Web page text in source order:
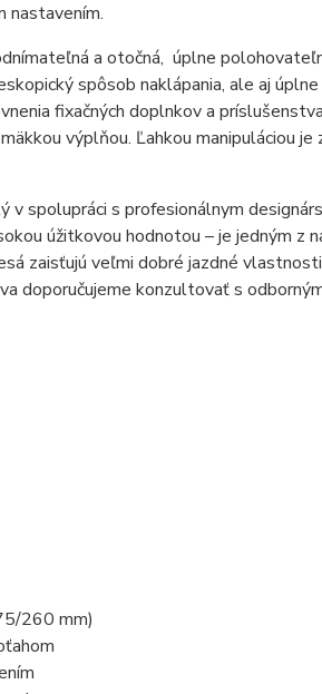
nastavením.
a otočná, úplne
spôsob naklápania, ale aj
fixačných doplnkov a
výplňou. Ľahkou manipuláciou
spolupráci s profesionálnym
úžitkovou hodnotou – je jedným z
zaisťujú veľmi dobré jazdné
doporučujeme konzultovať s
260 mm)